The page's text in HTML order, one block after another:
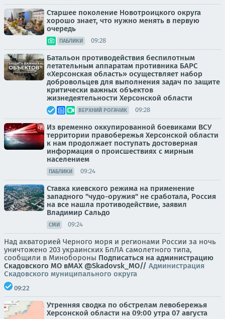
Старшее поколение Новотроицкого округа
хорошо знает, что нужно менять в первую
очередь
ПАБЛИКИ 09:28
Батальон противодействия беспилотным
летательным аппаратам противника БАРС
«Херсонская область» осуществляет набор
добровольцев для выполнения задач по защите
критически важных объектов
жизнедеятельности Херсонской области
ВЕРХНИЙ РОГАЧИК 09:28
Из временно оккупированной боевиками ВСУ
территории правобережья Херсонской области
к нам продолжает поступать достоверная
информация о происшествиях с мирным
населением
ПАБЛИКИ 09:24
Ставка киевского режима на применение
западного "чудо-оружия" не сработала, Россия
на все нашла противодействие, заявил
Владимир Сальдо
СМИ 09:24
Над акваторией Черного моря и регионами России за ночь
уничтожено 203 украинских БпЛА самолетного типа,
сообщили в Минобороны Подписаться на администрацию
Скадовского МО вМАХ @Skadovsk_MO// Администрация
Скадовского муниципального округа
09:22
Утренняя сводка по обстрелам левобережья
Херсонской области на 09:00 утра 07 августа